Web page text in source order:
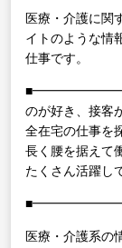
医療・介護に関
イトのような情
仕事です。
のが好き、接客
全在宅の仕事を
長く腰を据えて
たくさん活躍し
医療・介護系の